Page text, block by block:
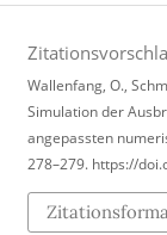
Wallenfang, O.,
Simulation der
angepassten
278–279. https://